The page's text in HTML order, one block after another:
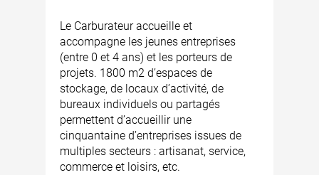
Le Carburateur accueille et
accompagne les jeunes entreprises
(entre 0 et 4 ans) et les porteurs de
projets. 1800 m2 d’espaces de
stockage, de locaux d’activité, de
bureaux individuels ou partagés
permettent d’accueillir une
cinquantaine d’entreprises issues de
multiples secteurs : artisanat, service,
commerce et loisirs, etc.